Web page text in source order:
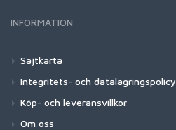
INFORMATION
Sajtkarta
Integritets- och datalagringspolicy
Köp- och leveransvillkor
Om oss